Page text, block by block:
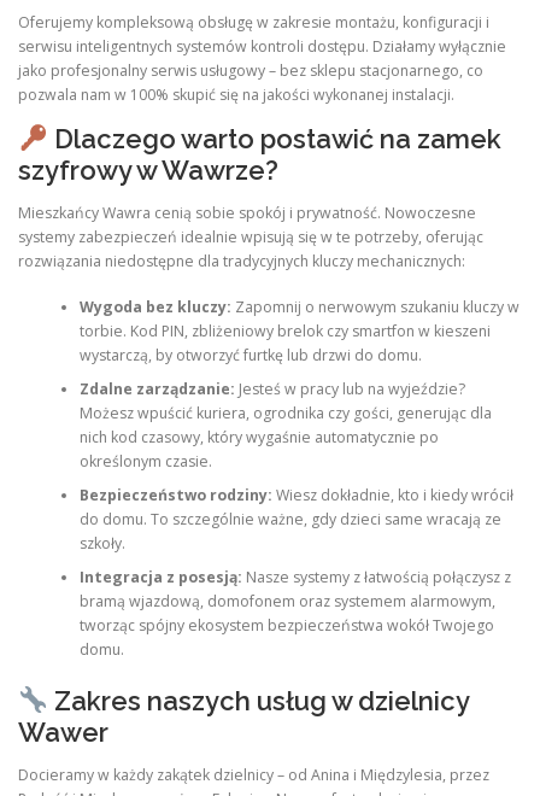
Oferujemy kompleksową obsługę w zakresie montażu, konfiguracji i
serwisu inteligentnych systemów kontroli dostępu. Działamy wyłącznie
jako profesjonalny serwis usługowy – bez sklepu stacjonarnego, co
pozwala nam w 100% skupić się na jakości wykonanej instalacji.
Dlaczego warto postawić na zamek
szyfrowy w Wawrze?
Mieszkańcy Wawra cenią sobie spokój i prywatność. Nowoczesne
systemy zabezpieczeń idealnie wpisują się w te potrzeby, oferując
rozwiązania niedostępne dla tradycyjnych kluczy mechanicznych:
Wygoda bez kluczy: Zapomnij o nerwowym szukaniu kluczy w
torbie. Kod PIN, zbliżeniowy brelok czy smartfon w kieszeni
wystarczą, by otworzyć furtkę lub drzwi do domu.
Zdalne zarządzanie: Jesteś w pracy lub na wyjeździe?
Możesz wpuścić kuriera, ogrodnika czy gości, generując dla
nich kod czasowy, który wygaśnie automatycznie po
określonym czasie.
Bezpieczeństwo rodziny: Wiesz dokładnie, kto i kiedy wrócił
do domu. To szczególnie ważne, gdy dzieci same wracają ze
szkoły.
Integracja z posesją: Nasze systemy z łatwością połączysz z
bramą wjazdową, domofonem oraz systemem alarmowym,
tworząc spójny ekosystem bezpieczeństwa wokół Twojego
domu.
Zakres naszych usług w dzielnicy
Wawer
Docieramy w każdy zakątek dzielnicy – od Anina i Międzylesia, przez